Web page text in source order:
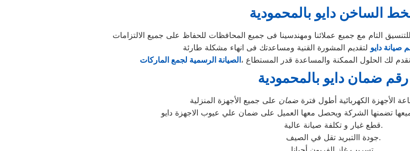
الساخن دايو بالمحمودية
التام مع جميع عملائنا ومهندسينا فى جميع المحافظات للحفاظ على جميع الالتزامات
صيانة دايو لتقديم المشورة القنية ومساعدتك فى انهاء مشكلة طارئة
لك الحلول الممكنة والمساعدة قدر المستطاع ،الصيانة الرسمية لجمع الماركات
رقم ضمان دايو بالمحمودية
الأجهزة الكهربائية أطول فترةضمان
تضمنها الشركة ويحصل معها العميل على ضمان علي عيوب الاجهزة دايو
قطع غيار و تكلفة صيانة عالية.
جودة االتبريد تقل في الصيف.